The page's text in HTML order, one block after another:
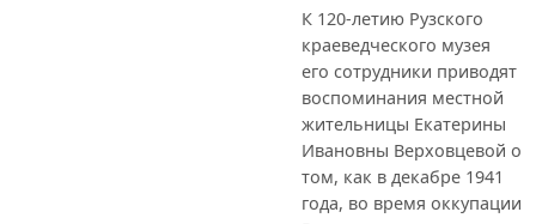
К 120-летию Рузского
краеведческого музея
его сотрудники приводят
воспоминания местной
жительницы Екатерины
Ивановны Верховцевой о
том, как в декабре 1941
года, во время оккупации